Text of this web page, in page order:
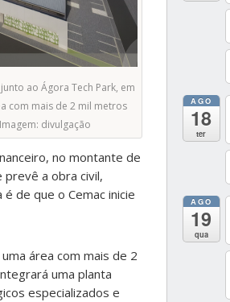
ao Ágora Tech Park, em
com mais de 2 mil metros
divulgação
no montante de
prevê a obra civil,
de que o Cemac inicie
área com mais de 2
uma planta
especializados e
AGO
18
ter
AGO
19
qua